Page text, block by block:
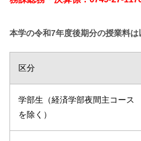
本学の令和7年度後期分の授業料は
区分
学部生（経済学部夜間主コース
を除く）